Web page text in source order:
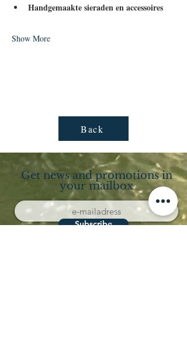
Handgemaakte sieraden en accessoires
Show More
Back
Get news and promotions in
your mailbox
Subscribe